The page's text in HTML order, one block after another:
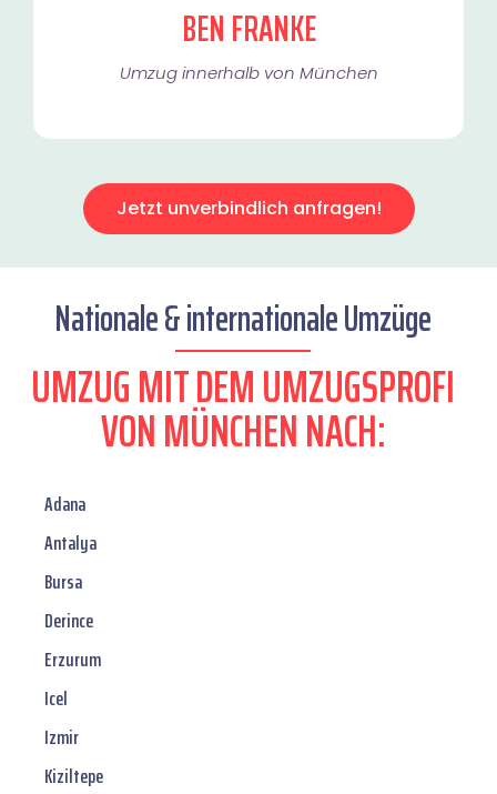
BEN FRANKE
Umzug innerhalb von München​
Jetzt unverbindlich anfragen!
Nationale & internationale Umzüge
UMZUG MIT DEM UMZUGSPROFI
VON MÜNCHEN NACH:
Adana
Antalya
Bursa
Derince
Erzurum
Icel
Izmir
Kiziltepe